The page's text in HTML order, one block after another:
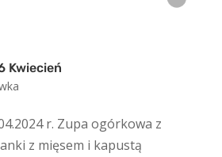
Kwiecień
r. Zupa ogórkowa z
z mięsem i kapustą